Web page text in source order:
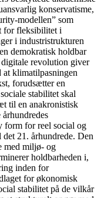
konservatisme,
modellen” som
for fleksibilitet i
i industristrukturen
demokratisk holdbar
revolution giver
klimatilpasningen
forudsætter en
stabilitet skal
til en anakronistisk
form for reel social og
21. århundrede. Den
med miljø- og
holdbarheden i,
inden for
for økonomisk
stabilitet på de vilkår